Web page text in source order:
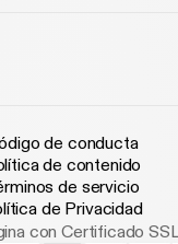
de conducta
de contenido
de servicio
de Privacidad
con Certificado